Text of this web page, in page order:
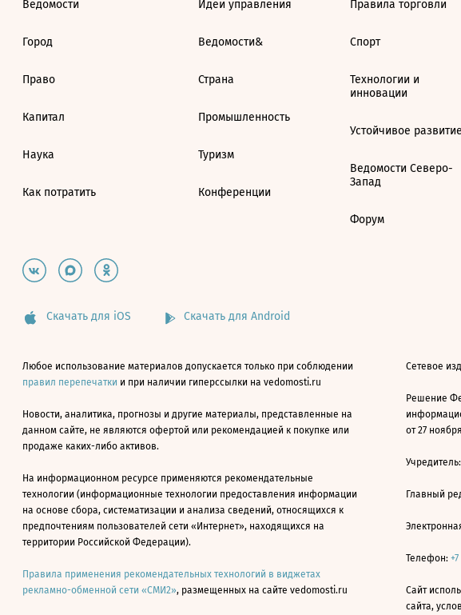
Ведомости
Город
Право
Капитал
Наука
Как потратить
Идеи управления
Ведомости&
Страна
Промышленность
Туризм
Конференции
Правила торговли
Спорт
Технологии и
инновации
Устойчивое
Ведомости Северо-
Запад
Форум
Скачать для iOS Скачать для Android
Любое использование материалов допускается только при соблюдении
правил перепечатки и при наличии гиперссылки на vedomosti.ru
Новости, аналитика, прогнозы и другие материалы, представленные на
данном сайте, не являются офертой или рекомендацией к покупке или
продаже каких-либо активов.
На информационном ресурсе применяются рекомендательные
технологии (информационные технологии предоставления информации
на основе сбора, систематизации и анализа сведений, относящихся к
предпочтениям пользователей сети «Интернет», находящихся на
территории Российской Федерации).
Правила применения рекомендательных технологий в виджетах
рекламно-обменной сети «СМИ2», размещенных на сайте vedomosti.ru
Сетевое
Решение
от 27
Главный
Телефон:
Сайт
сайта,